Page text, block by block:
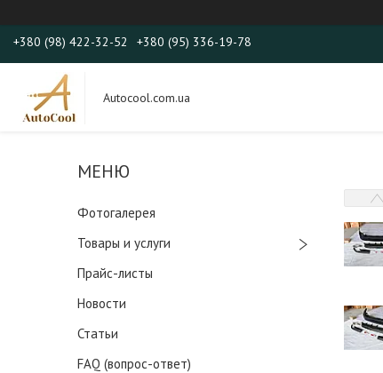
+380 (98) 422-32-52 +380 (95) 336-19-78
Autocool.com.ua
Фотогалерея
Товары и услуги
Прайс-листы
Новости
Статьи
FAQ (вопрос-ответ)